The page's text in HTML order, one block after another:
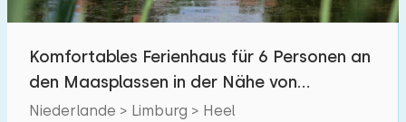
Komfortables Ferienhaus für 6 Personen an
den Maasplassen in der Nähe von
Roermond
Niederlande > Limburg > Heel